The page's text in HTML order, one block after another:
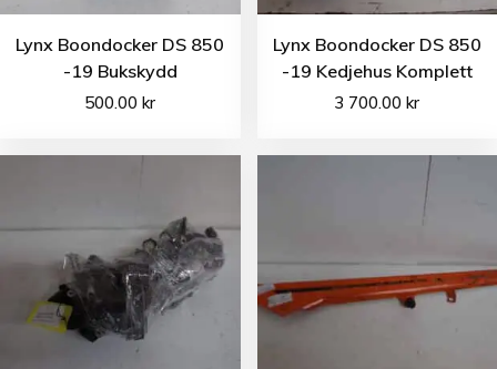
Lynx Boondocker DS 850
-19 Bukskydd
500.00kr
Lynx Boondocker DS 850
-19 Kedjehus Komplett
3 700.00kr